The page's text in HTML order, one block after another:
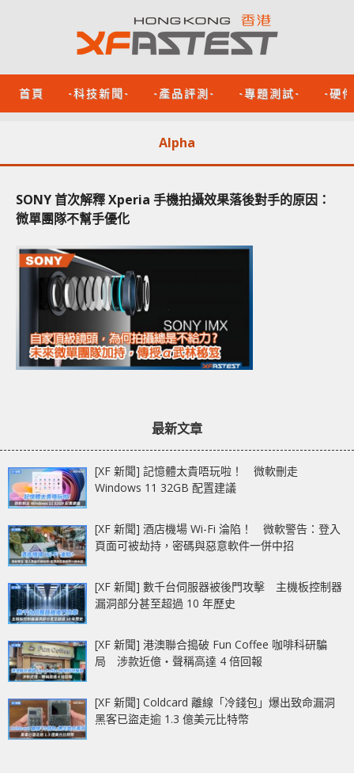
首頁 -科技新聞- -產品評測- -專題測試- -硬
Alpha
SONY 首次解釋 Xperia 手機拍攝效果落後對手的原因：
微單團隊不幫手優化
最新文章
[XF 新聞] 記憶體太貴唔玩啦！ 微軟刪走
Windows 11 32GB 配置建議
[XF 新聞] 酒店機場 Wi-Fi 淪陷！ 微軟警告：登入
頁面可被劫持，密碼與惡意軟件一併中招
[XF 新聞] 數千台伺服器被後門攻擊 主機板控制器
漏洞部分甚至超過 10 年歷史
[XF 新聞] 港澳聯合搗破 Fun Coffee 咖啡科研騙
局 涉款近億‧聲稱高達 4 倍回報
[XF 新聞] Coldcard 離線「冷錢包」爆出致命漏洞
黑客已盜走逾 1.3 億美元比特幣